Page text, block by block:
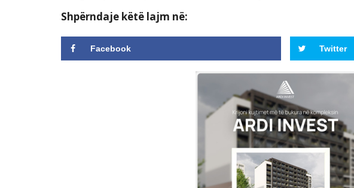
Shpërndaje këtë lajm në:
Facebook Twitter